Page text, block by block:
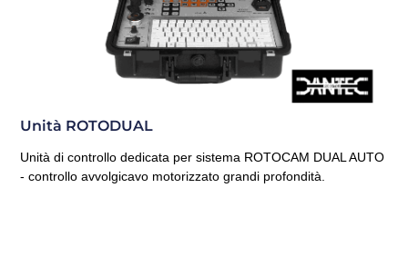
Unità ROTODUAL
Unità di controllo dedicata per sistema ROTOCAM DUAL AUTO
- controllo avvolgicavo motorizzato grandi profondità.